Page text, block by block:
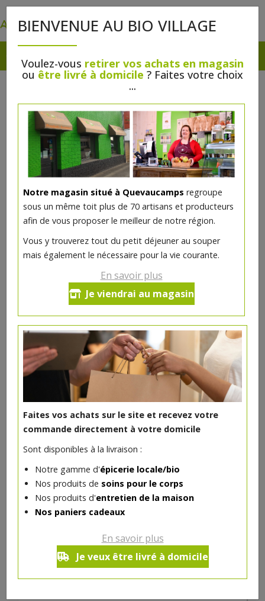
BIENVENUE AU BIO VILLAGE
Voulez-vous retirer vos achats en magasin
ou être livré à domicile ? Faites votre choix
...
Notre magasin situé à Quevaucamps regroupe
sous un même toit plus de 70 artisans et producteurs
afin de vous proposer le meilleur de notre région.
Vous y trouverez tout du petit déjeuner au souper
mais également le nécessaire pour la vie courante.
En savoir plus
Je viendrai au magasin
Faites vos achats sur le site et recevez votre
commande directement à votre domicile
Sont disponibles à la livraison :
Notre gamme d'épicerie locale/bio
Nos produits de soins pour le corps
Nos produits d'entretien de la maison
Nos paniers cadeaux
En savoir plus
Je veux être livré à domicile
Savon Chanvre à tout faire bio
- 1 pc
5.3
Réception souhaitée le
DANS LA MÊME CATÉGORIE ...